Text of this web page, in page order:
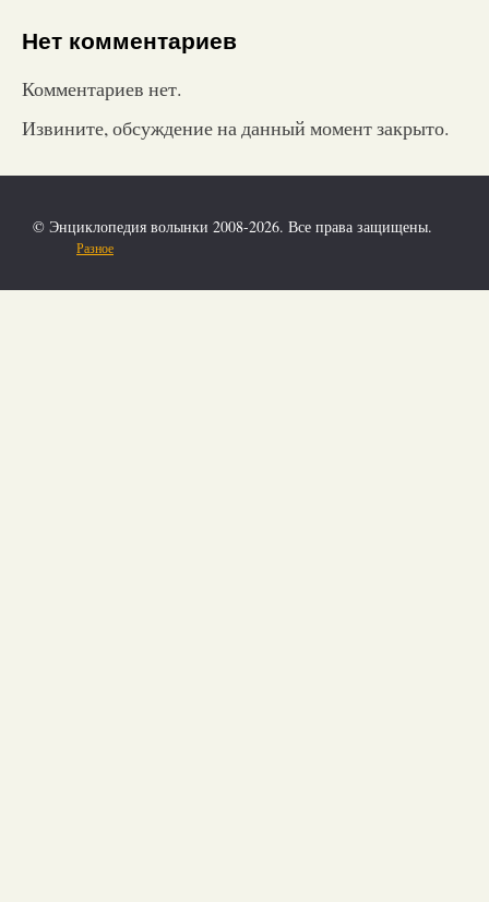
Нет комментариев
Комментариев нет.
Извините, обсуждение на данный момент закрыто.
© Энциклопедия волынки 2008-2026. Все права защищены.
Разное